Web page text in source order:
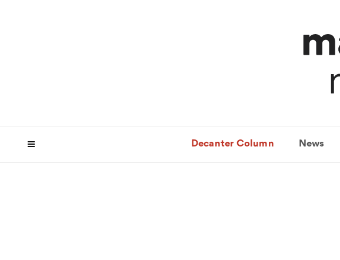
Decanter Column News